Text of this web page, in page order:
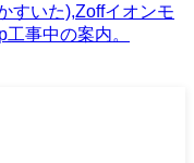
すいた),Zoffイオンモ
事中の案内。